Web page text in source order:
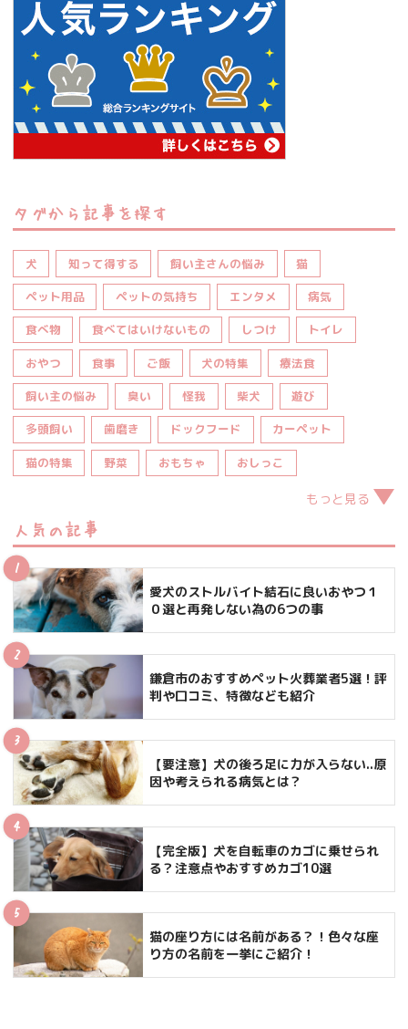
タグから記事を探す
犬 知って得する 飼い主さんの悩み 猫
ペット用品 ペットの気持ち エンタメ 病気
食べ物 食べてはいけないもの しつけ トイレ
おやつ 食事 ご飯 犬の特集 療法食
飼い主の悩み 臭い 怪我 柴犬 遊び
多頭飼い 歯磨き ドックフード カーペット
猫の特集 野菜 おもちゃ おしっこ
もっと見る
人気の記事
愛犬のストルバイト結石に良いおやつ１
０選と再発しない為の6つの事
鎌倉市のおすすめペット火葬業者5選！評
判や口コミ、特徴なども紹介
【要注意】犬の後ろ足に力が入らない..原
因や考えられる病気とは？
【完全版】犬を自転車のカゴに乗せられ
る？注意点やおすすめカゴ10選
猫の座り方には名前がある？！色々な座
り方の名前を一挙にご紹介！